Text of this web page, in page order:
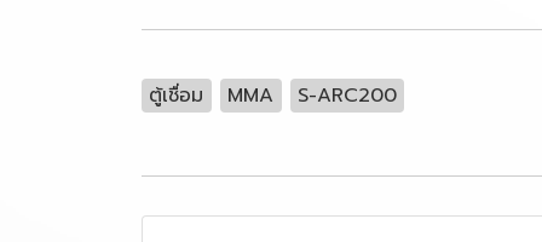
ตู้เชื่อม MMA S-ARC200